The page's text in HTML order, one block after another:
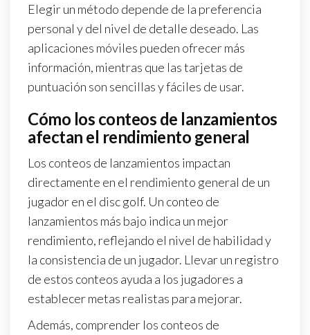
Elegir un método depende de la preferencia
personal y del nivel de detalle deseado. Las
aplicaciones móviles pueden ofrecer más
información, mientras que las tarjetas de
puntuación son sencillas y fáciles de usar.
Cómo los conteos de lanzamientos
afectan el rendimiento general
Los conteos de lanzamientos impactan
directamente en el rendimiento general de un
jugador en el disc golf. Un conteo de
lanzamientos más bajo indica un mejor
rendimiento, reflejando el nivel de habilidad y
la consistencia de un jugador. Llevar un registro
de estos conteos ayuda a los jugadores a
establecer metas realistas para mejorar.
Además, comprender los conteos de